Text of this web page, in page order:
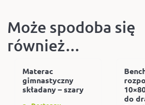
Może spodoba się
również…
Materac
gimnastyczny
składany – szary
do